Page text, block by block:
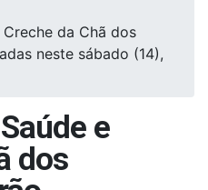
da Chã dos
neste sábado (14),
e
dos